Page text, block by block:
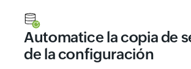
Automatice la copia de
de la configuración